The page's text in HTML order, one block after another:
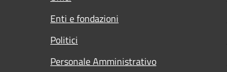
Enti e fondazioni
Politici
Personale Amministrativo